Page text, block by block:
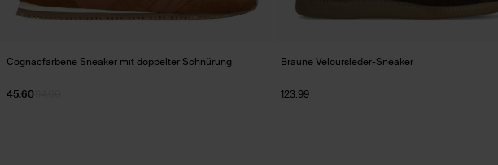
Cognacfarbene Sneaker mit doppelter Schnürung
45.60
Braune Veloursleder-Sneaker
123.99